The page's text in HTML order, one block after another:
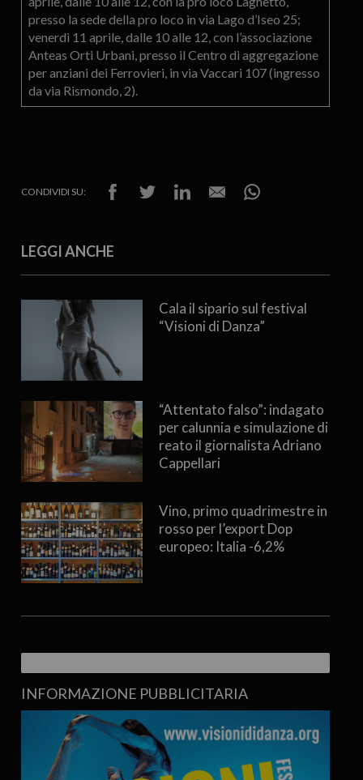
presso la sede della pro loco in via Lago d’Iseo 25;
venerdì 11 aprile, dalle 10 alle 12, con l’associazione
Anteas Orti Urbani, presso il Centro di aggregazione
per anziani dei Ferrovieri, in via Vaccari 107 (ingresso
da via Rismondo, 2).
CONDIVIDI SU:
LEGGI ANCHE
Cala il sipario sul festival
“Visioni di Danza”
“Attentato falso”: indagato
per calunnia e simulazione di
reato il giornalista Adriano
Cappellari
Vino, primo quadrimestre in
rosso per l’export Dop
europeo: Italia -6,2%
INFORMAZIONE PUBBLICITARIA